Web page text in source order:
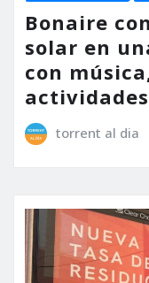
Bonaire
solar en
con
torrent al dia